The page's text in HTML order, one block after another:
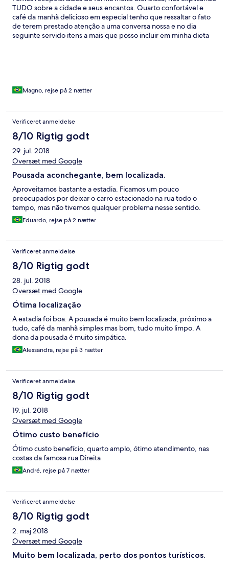
TUDO sobre a cidade e seus encantos. Quarto confortável e
café da manhã delicioso em especial tenho que ressaltar o fato
de terem prestado atenção a uma conversa nossa e no dia
seguinte servido itens a mais que posso incluir em minha dieta
Magno, rejse på 2 nætter
Verificeret anmeldelse
8/10 Rigtig godt
29. jul. 2018
Oversæt med Google
Pousada aconchegante, bem localizada.
Aproveitamos bastante a estadia. Ficamos um pouco
preocupados por deixar o carro estacionado na rua todo o
tempo, mas não tivemos qualquer problema nesse sentido.
Eduardo, rejse på 2 nætter
Verificeret anmeldelse
8/10 Rigtig godt
28. jul. 2018
Oversæt med Google
Ótima localização
A estadia foi boa. A pousada é muito bem localizada, próximo a
tudo, café da manhã simples mas bom, tudo muito limpo. A
dona da pousada é muito simpática.
Alessandra, rejse på 3 nætter
Verificeret anmeldelse
8/10 Rigtig godt
19. jul. 2018
Oversæt med Google
Ótimo custo benefício
Ótimo custo benefício, quarto amplo, ótimo atendimento, nas
costas da famosa rua Direita
André, rejse på 7 nætter
Verificeret anmeldelse
8/10 Rigtig godt
2. maj 2018
Oversæt med Google
Muito bem localizada, perto dos pontos turísticos.